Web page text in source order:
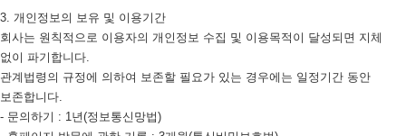
3. 개인정보의 보유 및 이용기간
회사는 원칙적으로 이용자의 개인정보 수집 및 이용목적이 달성되면 지체
없이 파기합니다.
관계법령의 규정에 의하여 보존할 필요가 있는 경우에는 일정기간 동안
보존합니다.
- 문의하기 : 1년(정보통신망법)